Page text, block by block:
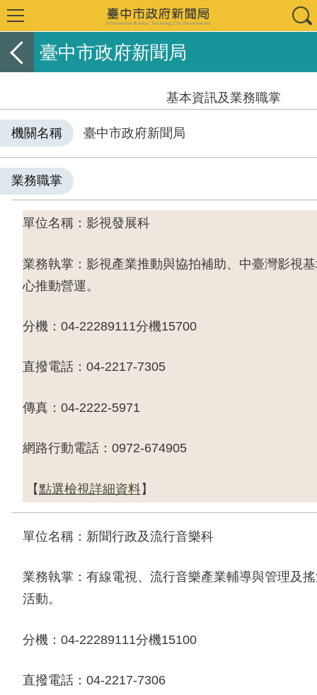
臺中市政府新聞局
基本資訊及業務職掌
機關名稱 臺中市政府新聞局
業務職掌
單位名稱：影視發展科
業務執掌：影視產業推動與協拍補助、中臺灣影視
心推動營運。
分機： 04-22289111分機15700
直撥電話： 04-2217-7305
傳真： 04-2222-5971
網路行動電話： 0972-674905
【點選檢視詳細資料】
單位名稱：新聞行政及流行音樂科
業務執掌：有線電視、流行音樂產業輔導與管理及
活動。
分機： 04-22289111分機15100
直撥電話： 04-2217-7306